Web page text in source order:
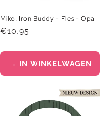
Miko: Iron Buddy - Fles - Opa
Normale
€10,95
→ IN WINKELWAGEN